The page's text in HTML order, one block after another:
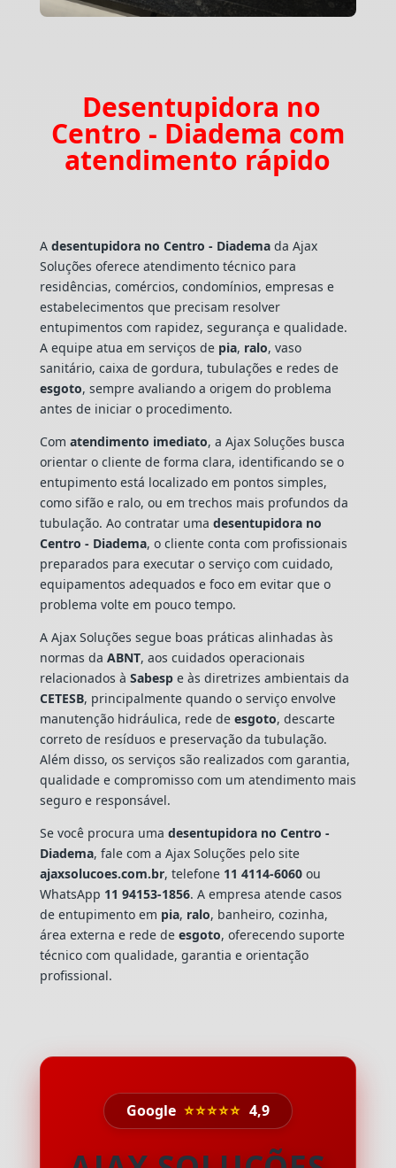
Desentupidora no
Centro - Diadema com
atendimento rápido
A desentupidora no Centro - Diademada Ajax
Soluções oferece atendimento técnico para
residências, comércios, condomínios, empresas e
estabelecimentos que precisam resolver
entupimentos com rapidez, segurança e qualidade.
A equipe atua em serviços de pia, ralo, vaso
sanitário, caixa de gordura, tubulações e redes de
esgoto, sempre avaliando a origem do problema
antes de iniciar o procedimento.
Com atendimento imediato, a Ajax Soluções busca
orientar o cliente de forma clara, identificando se o
entupimento está localizado em pontos simples,
como sifão e ralo, ou em trechos mais profundos da
tubulação. Ao contratar uma desentupidora no
Centro - Diadema, o cliente conta com profissionais
preparados para executar o serviço com cuidado,
equipamentos adequados e foco em evitar que o
problema volte em pouco tempo.
A Ajax Soluções segue boas práticas alinhadas às
normas da ABNT, aos cuidados operacionais
relacionados à Sabespe às diretrizes ambientais da
CETESB, principalmente quando o serviço envolve
manutenção hidráulica, rede de esgoto, descarte
correto de resíduos e preservação da tubulação.
Além disso, os serviços são realizados com garantia,
qualidade e compromisso com um atendimento mais
seguro e responsável.
Se você procura uma desentupidora no Centro -
Diadema, fale com a Ajax Soluções pelo site
ajaxsolucoes.com.br, telefone 11 4114-6060ou
WhatsApp 11 94153-1856. A empresa atende casos
de entupimento em pia, ralo, banheiro, cozinha,
área externa e rede de esgoto, oferecendo suporte
técnico com qualidade, garantia e orientação
profissional.
Google ⭐⭐⭐⭐⭐ 4,9